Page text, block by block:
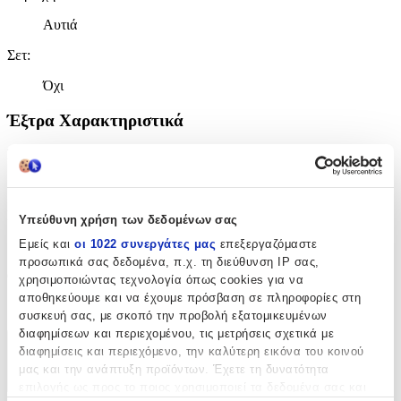
Υπεύθυνη χρήση των δεδομένων σας
Εμείς και οι 1022 συνεργάτες μας επεξεργαζόμαστε
προσωπικά σας δεδομένα, π.χ. τη διεύθυνση IP σας,
χρησιμοποιώντας τεχνολογία όπως cookies για να
αποθηκεύουμε και να έχουμε πρόσβαση σε πληροφορίες στη
συσκευή σας, με σκοπό την προβολή εξατομικευμένων
διαφημίσεων και περιεχομένου, τις μετρήσεις σχετικά με
διαφημίσεις και περιεχόμενο, την καλύτερη εικόνα του κοινού
μας και την ανάπτυξη προϊόντων. Έχετε τη δυνατότητα
Αυτιά
Σετ:
Όχι
Έξτρα Χαρακτηριστικά
Piercing
Όχι
Νυφικά:
Όχι
Clip:
Όχι
Χαρακτηριστικά